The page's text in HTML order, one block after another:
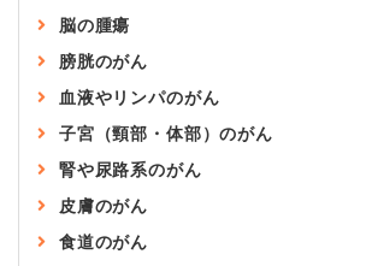
脳の腫瘍
膀胱のがん
血液やリンパのがん
子宮（頸部・体部）のがん
腎や尿路系のがん
皮膚のがん
食道のがん